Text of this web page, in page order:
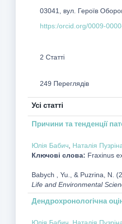
03041, вул. Героїв
https:/orcid.org/0009-
2 Статті
249 Переглядів
Усі статті
Причини та тенденції
Юлія Бабич, Наталія
Ключові слова: Fraxinus
Babych , Yu., & Puzrina, N.
Life and Environmental
Дендрохронологічна